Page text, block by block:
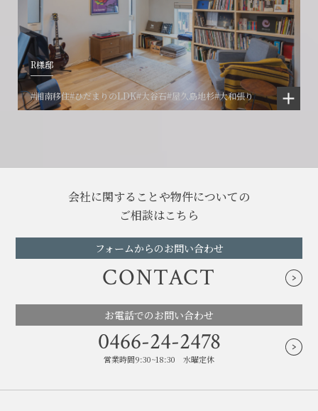
R様邸
#湘南移住#ひだまりのLDK#大谷石#屋久島地杉#大和張り
会社に関することや物件についての
ご相談はこちら
フォームからのお問い合わせ
CONTACT
お電話でのお問い合わせ
0466-24-2478
営業時間9:30~18:30 水曜定休